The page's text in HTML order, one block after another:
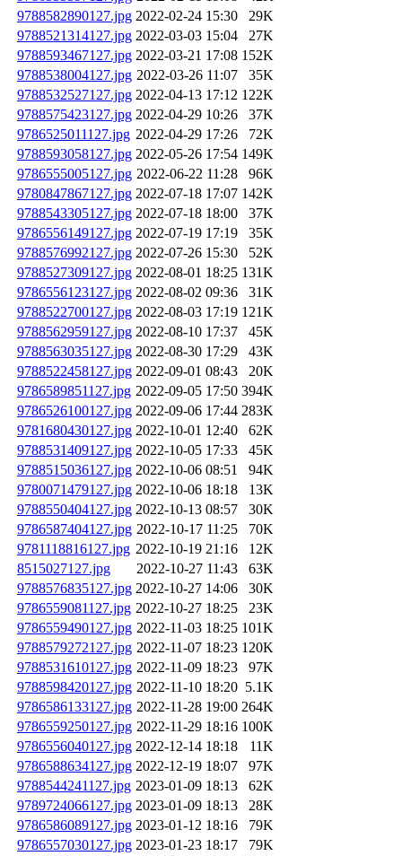
9788582890127.jpg 2022-02-24 15:30
29K
9788521314127.jpg 2022-03-03 15:04
27K
9788593467127.jpg 2022-03-21 17:08 152K
9788538004127.jpg 2022-03-26 11:07
35K
9788532527127.jpg 2022-04-13 17:12 122K
9788575423127.jpg 2022-04-29 10:26
37K
9786525011127.jpg 2022-04-29 17:26
72K
9788593058127.jpg 2022-05-26 17:54 149K
9786555005127.jpg 2022-06-22 11:28
96K
9780847867127.jpg 2022-07-18 17:07 142K
9788543305127.jpg 2022-07-18 18:00
37K
9786556149127.jpg 2022-07-19 17:19
35K
9788576992127.jpg 2022-07-26 15:30
52K
9788527309127.jpg 2022-08-01 18:25 131K
9786556123127.jpg 2022-08-02 09:36
31K
9788522700127.jpg 2022-08-03 17:19 121K
9788562959127.jpg 2022-08-10 17:37
45K
9788563035127.jpg 2022-08-30 17:29
43K
9788522458127.jpg 2022-09-01 08:43
20K
9786589851127.jpg 2022-09-05 17:50 394K
9786526100127.jpg 2022-09-06 17:44 283K
9781680430127.jpg 2022-10-01 12:40
62K
9788531409127.jpg 2022-10-05 17:33
45K
9788515036127.jpg 2022-10-06 08:51
94K
9780071479127.jpg 2022-10-06 18:18
13K
9788550404127.jpg 2022-10-13 08:57
30K
9786587404127.jpg 2022-10-17 11:25
70K
9781118816127.jpg 2022-10-19 21:16
12K
8515027127.jpg
2022-10-27 11:43
63K
9788576835127.jpg 2022-10-27 14:06
30K
9786559081127.jpg 2022-10-27 18:25
23K
9786559490127.jpg 2022-11-03 18:25 101K
9788579272127.jpg 2022-11-07 18:23 120K
9788531610127.jpg 2022-11-09 18:23
97K
9788598420127.jpg 2022-11-10 18:20 5.1K
9786586133127.jpg 2022-11-28 19:00 264K
9786559250127.jpg 2022-11-29 18:16 100K
9786556040127.jpg 2022-12-14 18:18
11K
9786588634127.jpg 2022-12-19 18:07
97K
9788544241127.jpg 2023-01-09 18:13
62K
9789724066127.jpg 2023-01-09 18:13
28K
9786586089127.jpg 2023-01-12 18:16
79K
9786557030127.jpg 2023-01-23 18:17
79K